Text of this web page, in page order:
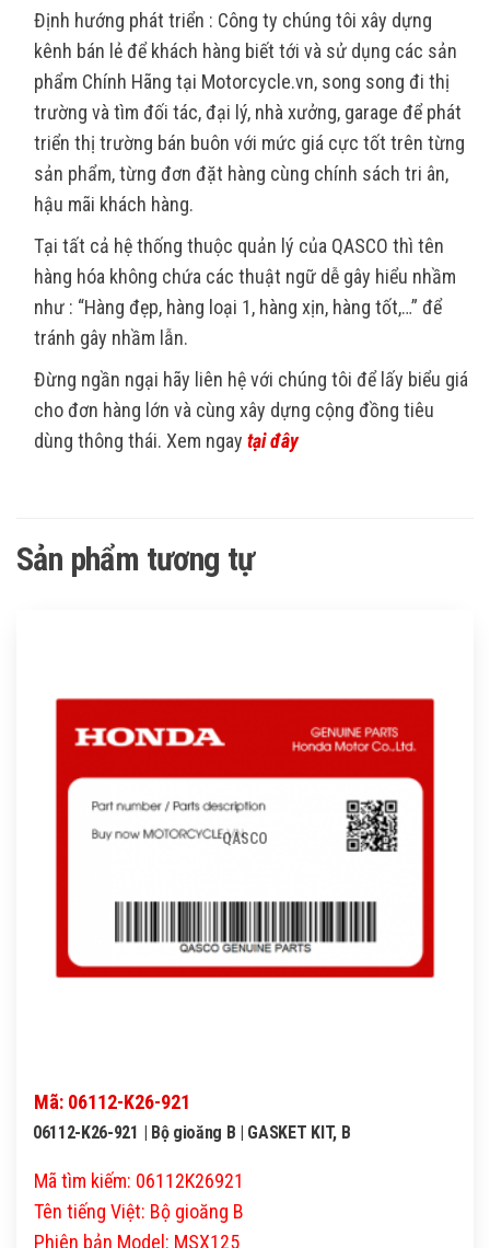
Định hướng phát triển : Công ty chúng tôi xây dựng
kênh bán lẻ để khách hàng biết tới và sử dụng các sản
phẩm Chính Hãng tại Motorcycle.vn, song song đi thị
trường và tìm đối tác, đại lý, nhà xưởng, garage để phát
triển thị trường bán buôn với mức giá cực tốt trên từng
sản phẩm, từng đơn đặt hàng cùng chính sách tri ân,
hậu mãi khách hàng.
Tại tất cả hệ thống thuộc quản lý của QASCO thì tên
hàng hóa không chứa các thuật ngữ dễ gây hiểu nhầm
như : “Hàng đẹp, hàng loại 1, hàng xịn, hàng tốt,…” để
tránh gây nhầm lẫn.
Đừng ngần ngại hãy liên hệ với chúng tôi để lấy biểu giá
cho đơn hàng lớn và cùng xây dựng cộng đồng tiêu
dùng thông thái. Xem ngay tại đây
Sản phẩm tương tự
QASCO
Mã: 06112-K26-921
06112-K26-921 | Bộ gioăng B | GASKET KIT, B
Mã tìm kiếm: 06112K26921
Tên tiếng Việt: Bộ gioăng B
Phiên bản Model: MSX125